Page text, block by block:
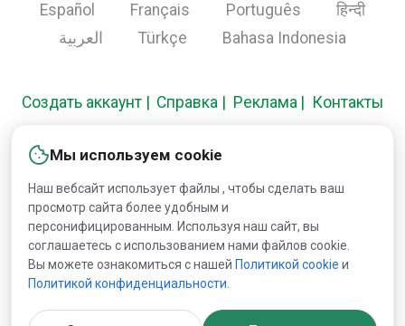
Мы используем cookie
Наш вебсайт использует файлы , чтобы сделать ваш
просмотр сайта более удобным и
персонифицированным. Используя наш сайт, вы
соглашаетесь с использованием нами файлов cookie.
Вы можете ознакомиться с нашей Политикой сookie и
Политикой конфиденциальности
Español
Français Português
हिन्दी
العربية
Türkçe Bahasa Indonesia
Создать аккаунт Справка Реклама Контакты
Copyright © 2000-2026 Lesprom Network. Все права
защищены.
Запрещена публикация информации сайта без
получения предварительного одобрения публикации от
Lesprom Network.